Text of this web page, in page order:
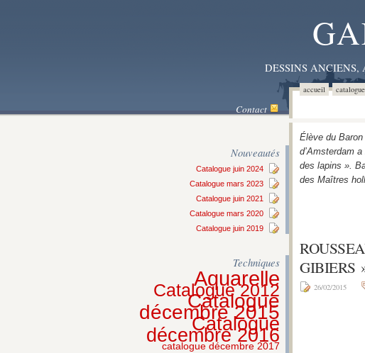
DESSINS
accueil
Contact
Nouveautés
Catalogue juin 2024
Catalogue mars 2023
Catalogue juin 2021
Catalogue mars 2020
Catalogue juin 2019
Techniques
Aquarelle
Catalogue 2012
Catalogue
décembre 2015
Catalogue
décembre 2016
catalogue décembre 2017
Élève du
d’Amsterdam
des lapins ».
des Maîtres
GIBIERS
26/02/2015